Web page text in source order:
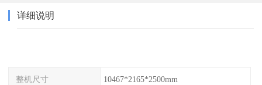
详细说明
整机尺寸 10467*2165*2500mm